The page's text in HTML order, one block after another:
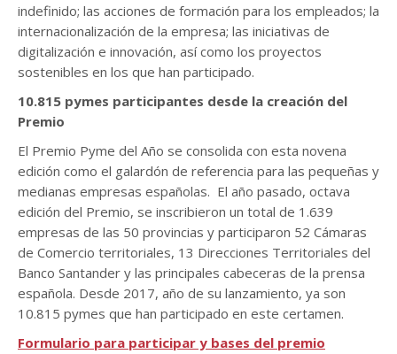
indefinido; las acciones de formación para los empleados; la
internacionalización de la empresa; las iniciativas de
digitalización e innovación, así como los proyectos
sostenibles en los que han participado.
10.815 pymes participantes desde la creación del
Premio
El Premio Pyme del Año se consolida con esta novena
edición como el galardón de referencia para las pequeñas y
medianas empresas españolas. El año pasado, octava
edición del Premio, se inscribieron un total de 1.639
empresas de las 50 provincias y participaron 52 Cámaras
de Comercio territoriales, 13 Direcciones Territoriales del
Banco Santander y las principales cabeceras de la prensa
española. Desde 2017, año de su lanzamiento, ya son
10.815 pymes que han participado en este certamen.
Formulario para participar y bases del premio